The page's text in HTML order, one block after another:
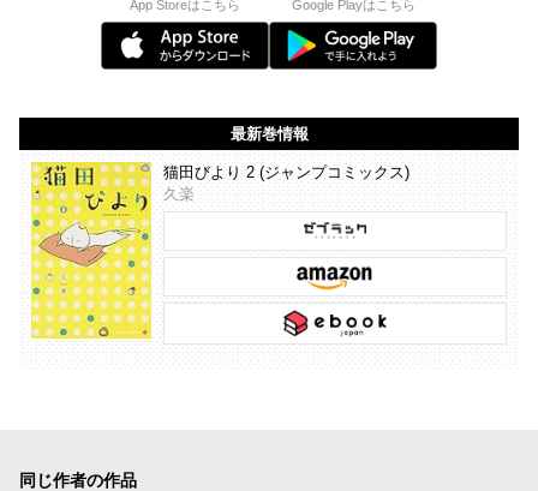
App Storeはこちら Google Playはこちら
最新巻情報
猫田びより 2 (ジャンプコミックス)
久楽
同じ作者の作品